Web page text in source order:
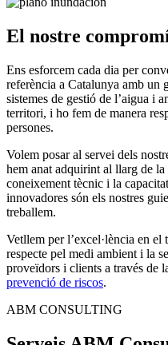
El nostre
Ens esforcem cada dia per
referència a Catalunya amb un
sistemes de gestió de l’aigua i
territori, i ho fem de manera
persones.
Volem posar al servei dels
hem anat adquirint al llarg de
coneixement tècnic i la
innovadores són els nostres
treballem.
Vetllem per l’excel·lència en
respecte pel medi ambient i la
proveïdors i clients a través de
prevenció de riscos.
ABM CONSULTING